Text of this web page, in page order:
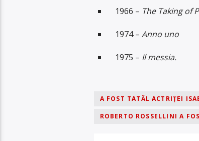
1966 – The Taking of
1974 – Anno uno
1975 – Il messia.
A FOST TATĂL ACTRIȚEI
ROBERTO ROSSELLINI A